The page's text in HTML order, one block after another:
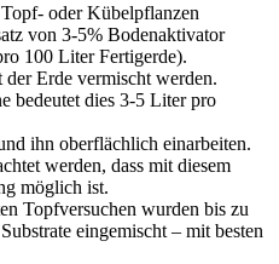
oder Kübelpflanzen
von 3-5% Bodenaktivator
100 Liter Fertigerde).
Erde vermischt werden.
bedeutet dies 3-5 Liter pro
ihn oberflächlich einarbeiten.
werden, dass mit diesem
möglich ist.
Topfversuchen wurden bis zu
eingemischt – mit besten